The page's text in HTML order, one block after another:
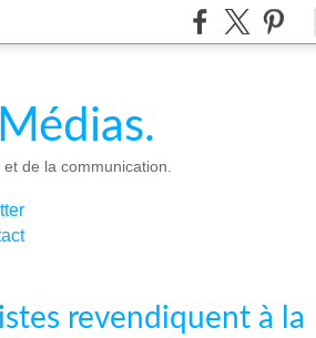
de la communication.
revendiquent à la